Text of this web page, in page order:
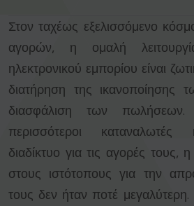
Στον ταχέως εξελισσόμενο
αγορών, η ομαλή
ηλεκτρονικού εμπορίου είναι
διατήρηση της ικανοποίησης
διασφάλιση των
περισσότεροι
διαδίκτυο για τις αγορές τους,
στους ιστότοπους για την
τους δεν ήταν ποτέ